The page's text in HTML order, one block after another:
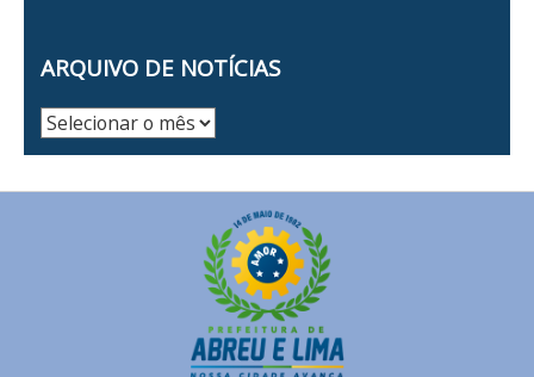
ARQUIVO DE NOTÍCIAS
Arquivo